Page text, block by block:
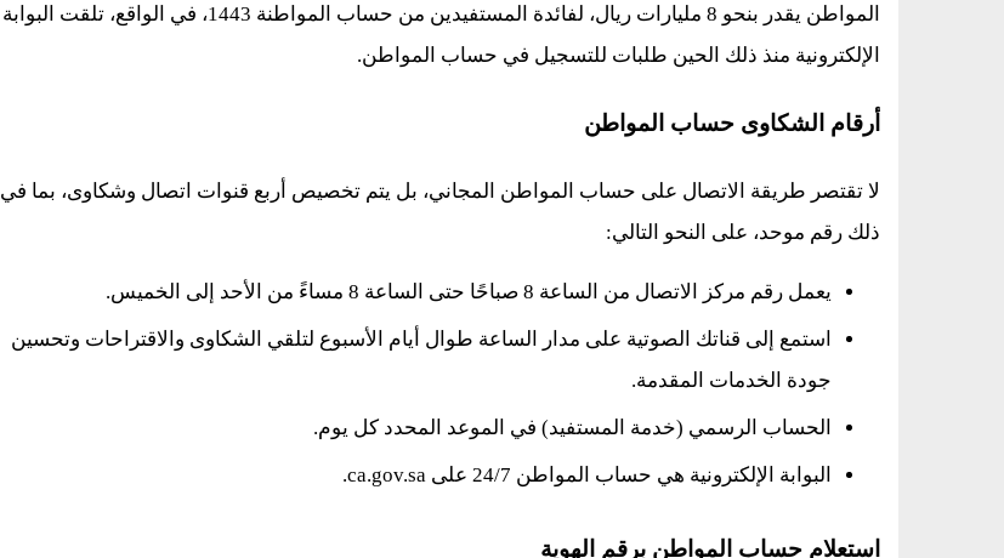
المواطن يقدر بنحو 8 مليارات ريال، لفائدة المستفيدين من حساب المواطنة 1443، في الواقع، تلقت البوابة
الإلكترونية منذ ذلك الحين طلبات للتسجيل في حساب المواطن.
أرقام الشكاوى حساب المواطن
لا تقتصر طريقة الاتصال على حساب المواطن المجاني، بل يتم تخصيص أربع قنوات اتصال وشكاوى، بما في
ذلك رقم موحد، على النحو التالي:
يعمل رقم مركز الاتصال من الساعة 8 صباحًا حتى الساعة 8 مساءً من الأحد إلى الخميس.
استمع إلى قناتك الصوتية على مدار الساعة طوال أيام الأسبوع لتلقي الشكاوى والاقتراحات وتحسين
جودة الخدمات المقدمة.
الحساب الرسمي (خدمة المستفيد) في الموعد المحدد كل يوم.
البوابة الإلكترونية هي حساب المواطن 24/7 على ca.gov.sa.
استعلام حساب المواطن برقم الهوية